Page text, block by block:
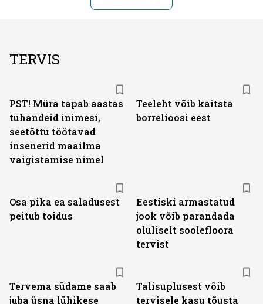
TERVIS
PST! Müra tapab aastas
tuhandeid inimesi,
seetõttu töötavad
insenerid maailma
vaigistamise nimel
Teeleht võib kaitsta
borrelioosi eest
Osa pika ea saladusest
peitub toidus
Eestiski armastatud
jook võib parandada
oluliselt soolefloora
tervist
Tervema südame saab
juba üsna lühikese
Talisuplusest võib
tervisele kasu tõusta